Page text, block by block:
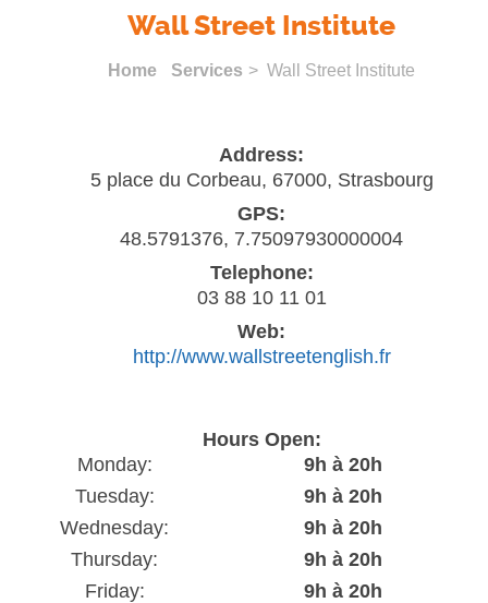
Wall Street Institute
Home Services > Wall Street Institute
Address:
5 place du Corbeau, 67000, Strasbourg
GPS:
48.5791376, 7.75097930000004
Telephone:
03 88 10 11 01
Web:
http://www.wallstreetenglish.fr
Hours Open:
Monday:
9h à 20h
Tuesday:
9h à 20h
Wednesday:
9h à 20h
Thursday:
9h à 20h
Friday:
9h à 20h